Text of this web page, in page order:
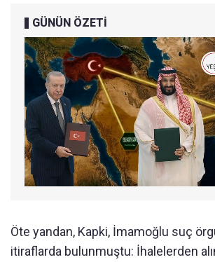
GÜNÜN ÖZETİ
Öte yandan, Kapki, İmamoğlu suç
itiraflarda bulunmuştu: İhalelerden